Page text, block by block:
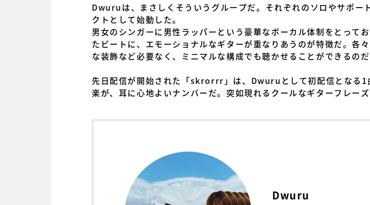
Dwuruは、まさしくそういうグループだ。それぞれのソロやサポー
クトとして始動した。
男女のシンガーに男性ラッパーという豪華なボーカル体制をとって
たビートに、エモーショナルなギターが重なりあうのが特徴だ。各
な装飾など必要なく、ミニマルな構成でも聴かせることができるのだ
先日配信が開始された「skrorrr」は、Dwuruとして初配信となる1
楽が、耳に心地よいナンバーだ。突如現れるクールなギターフレー
Dwuru